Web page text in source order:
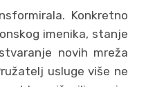
Konkretno
imenika, stanje
novih mreža
usluge više ne